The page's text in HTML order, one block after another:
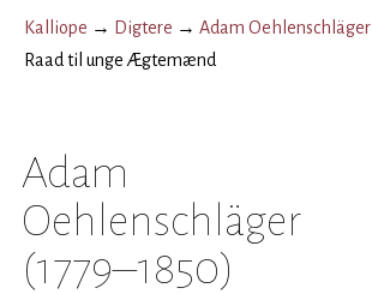
Kalliope → Digtere → Adam Oehlenschläger
Raad til unge Ægtemænd
Adam
Oehlenschläger
(1779–1850)